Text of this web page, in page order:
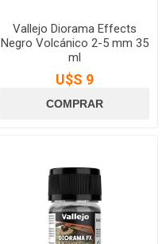
Vallejo Diorama Effects
Negro Volcánico 2-5 mm 35
ml
U$S 9